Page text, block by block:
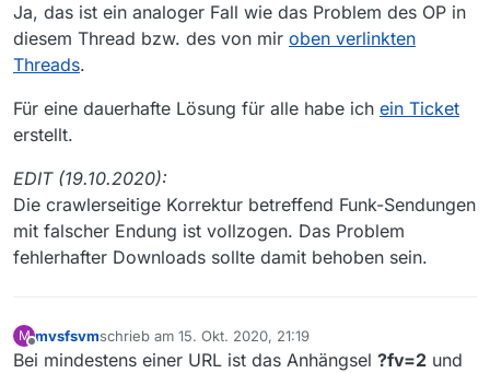
Hab mal spasseshalber im Speichernset im
Ja, das ist ein analoger Fall wie das Problem des OP in
diesem Thread bzw. des von mir oben verlinkten
Threads.
Für eine dauerhafte Lösung für alle habe ich ein Ticket
erstellt.
EDIT (19.10.2020):
Die crawlerseitige Korrektur betreffend Funk-Sendungen
mit falscher Endung ist vollzogen. Das Problem
fehlerhafter Downloads sollte damit behoben sein.
M
Offline
mvsfsvmschrieb am 15. Okt. 2020, 21:19
zuletzt editiert von
Bei mindestens einer URL ist das Anhängsel ?fv=2 und